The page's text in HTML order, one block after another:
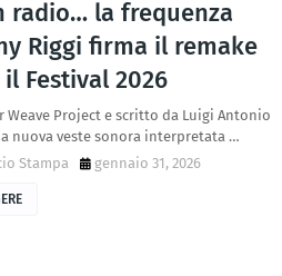
radio… la frequenza
Riggi firma il remake
Festival 2026
Weave Project e scritto da Luigi Antonio
nuova veste sonora interpretata …
Stampa
gennaio 31, 2026